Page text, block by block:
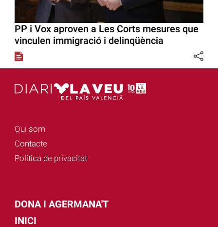
PP i Vox aproven a Les Corts mesures que
vinculen immigració i delinqüència
Qui som
Contacte
Política de privacitat
DONA I AGERMANA'T
INICI